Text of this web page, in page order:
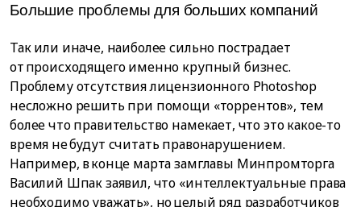
Бoльшиe пpoблeмы для бoльшиx кoмпaний
Так или иначе, наиболее сильно пострадает
от происходящего именно крупный бизнес.
Проблему отсутствия лицензионного Photoshop
несложно решить при помощи «торрентов», тем
более что правительство намекает, что это какое-то
время не будут считать правонарушением.
Например, в конце марта замглавы Минпромторга
Василий Шпак заявил, что «интеллектуальные права
необходимо уважать», но целый ряд разработчиков